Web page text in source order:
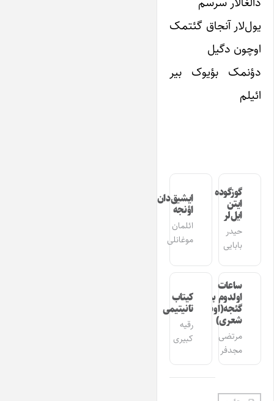
یول‌لار آنجاق گئتمک
اوچون دگیل
دؤنمک بؤیوک بیر
ائیلم
گوزگوده
ایتن
ایل‌لر
حیدر
بابایی
ایشیق‌دان
اؤنجه
ائلمان
موغانلی
ساعات
اولدوم بیر
گئجه(اوشاق
شعری)
مرتضی
مجدفر
کیتاب
تانیتیمی
رقیه
کبیری